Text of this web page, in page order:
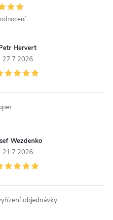
Hervert
27.7.2026
Wezdenko
21.7.2026
objednávky.